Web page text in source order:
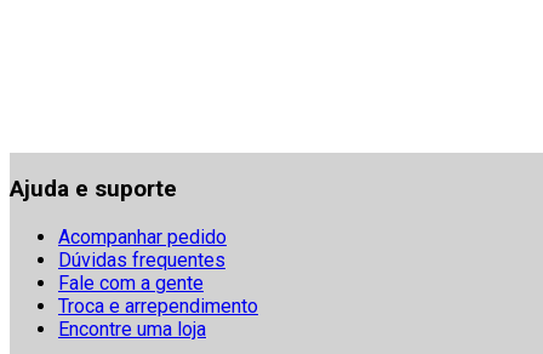
Ajuda e suporte
Acompanhar pedido
Dúvidas frequentes
Fale com a gente
Troca e arrependimento
Encontre uma loja